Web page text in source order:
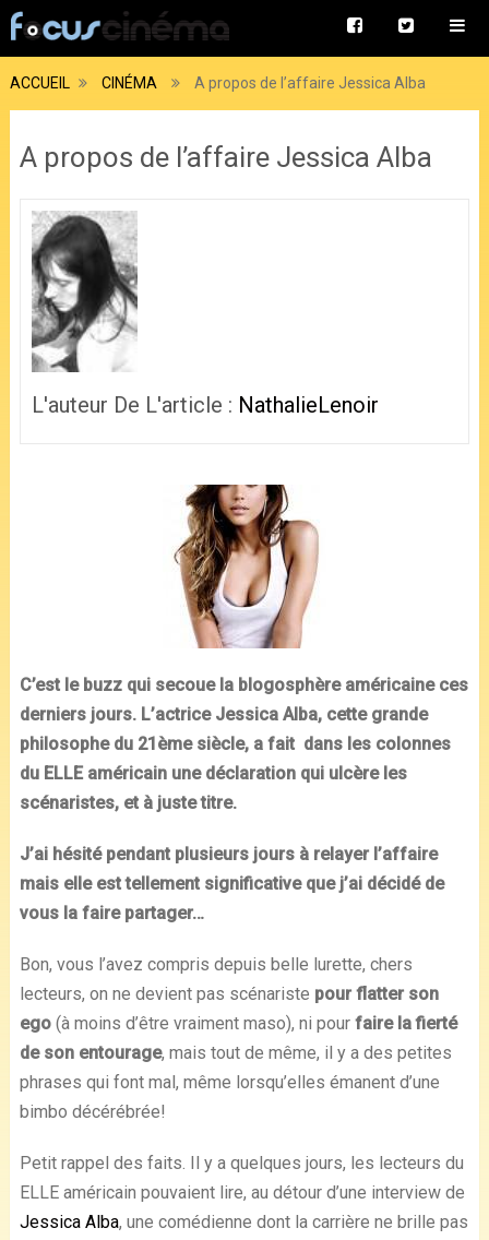
ACCUEIL CINÉMA A propos de l’affaire Jessica Alba
A propos de l’affaire Jessica Alba
L'auteur De L'article : NathalieLenoir
C’est le buzzqui secoue la blogosphère américaine ces
derniers jours. L’actrice Jessica Alba, cette grande
philosophe du 21ème siècle, a fait dans les colonnes
du ELLE américain une déclaration qui ulcère les
scénaristes, et à juste titre.
J’ai hésité pendant plusieurs jours à relayer l’affaire
mais elle est tellement significative que j’ai décidé de
vous la faire partager…
Bon, vous l’avez compris depuis belle lurette, chers
lecteurs, on ne devient pas scénariste pour flatter son
ego(à moins d’être vraiment maso), ni pour faire la fierté
de son entourage, mais tout de même, il y a des petites
phrases qui font mal, même lorsqu’elles émanent d’une
bimbo décérébrée!
Petit rappel des faits. Il y a quelques jours, les lecteurs du
ELLE américain pouvaient lire, au détour d’une interview de
Jessica Alba, une comédienne dont la carrière ne brille pas